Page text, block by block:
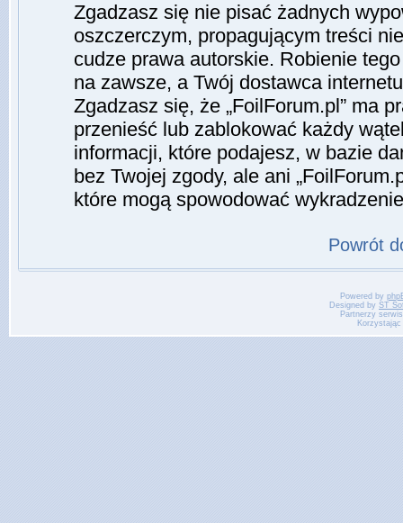
Zgadzasz się nie pisać żadnych
oszczerczym, propagującym treści
cudze prawa autorskie. Robienie
na zawsze, a Twój dostawca
Zgadzasz się, że „FoilForum.pl” ma
przenieść lub zablokować każdy
informacji, które podajesz, w bazie
bez Twojej zgody, ale ani
które mogą spowodować
Powrót
Powered by
Designed by ST
Partnerzy